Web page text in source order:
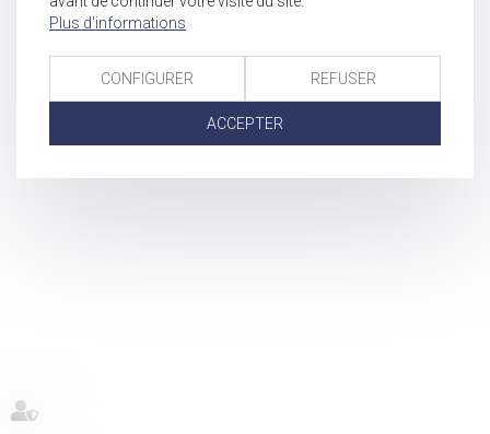
Plus d'informations
CONFIGURER REFUSER
ACCEPTER